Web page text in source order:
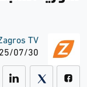
TV
2025/07/30